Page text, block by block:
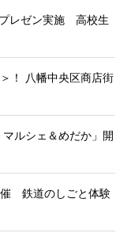
プレゼン実施 高校生
！ 八幡中央区商店街
ルシェ＆めだか」開
催 鉄道のしごと体験